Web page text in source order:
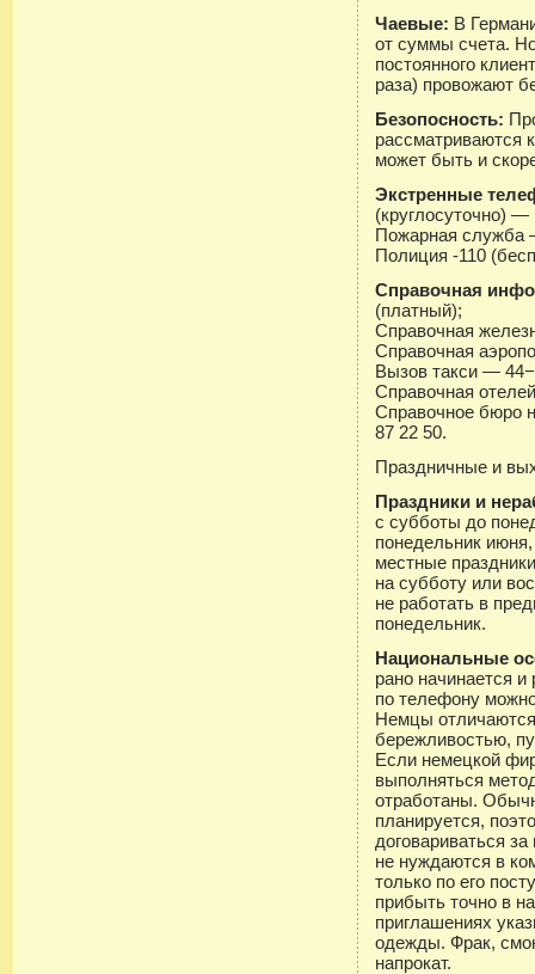
Чаевые: В
от суммы счета.
постоянного
раза) провожают
Безопосность:
рассматриваются
может быть и
Экстренные
(круглосуточно) —
Пожарная служба
Полиция -110
Справочная
(платный);
Справочная
Справочная
Вызов такси —
Справочная
Справочное бюро
87 22 50.
Праздничные и
Праздники и
с субботы до
понедельник
местные
на субботу или
не работать в
понедельник.
Национальные
рано начинается
по телефону
Немцы
бережливостью,
Если немецкой
выполняться
отработаны.
планируется,
договариваться
не нуждаются в
только по его
прибыть точно в
приглашениях
одежды. Фрак,
напрокат.